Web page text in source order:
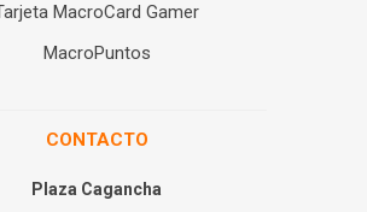
MacroCard Gamer
MacroPuntos
CONTACTO
Plaza Cagancha